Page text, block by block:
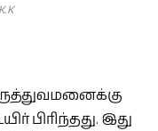
பிரிந்தது. இது